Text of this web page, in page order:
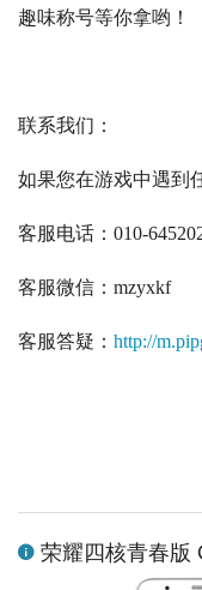
趣味称号等你拿哟！
联系我们：
如果您在游戏中遇到
客服电话： 010-
客服微信： mzyxkf
客服答疑： http://
荣耀四核青春版